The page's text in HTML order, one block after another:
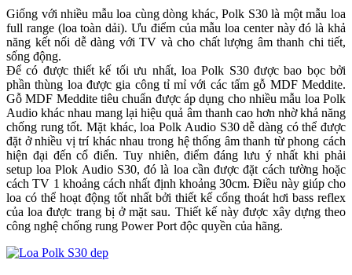
Giống với nhiều mẫu loa cùng dòng khác, Polk S30 là một mẫu loa
full range (loa toàn dải). Ưu điểm của mẫu loa center này đó là khả
năng kết nối dễ dàng với TV và cho chất lượng âm thanh chi tiết,
sống động.
Để có được thiết kế tối ưu nhất, loa Polk S30 được bao bọc bởi
phần thùng loa được gia công tỉ mỉ với các tấm gỗ MDF Meddite.
Gỗ MDF Meddite tiêu chuẩn được áp dụng cho nhiều mẫu loa Polk
Audio khác nhau mang lại hiệu quả âm thanh cao hơn nhờ khả năng
chống rung tốt. Mặt khác, loa Polk Audio S30 dễ dàng có thể được
đặt ở nhiều vị trí khác nhau trong hệ thống âm thanh từ phong cách
hiện đại đến cổ điển. Tuy nhiên, điểm đáng lưu ý nhất khi phải
setup loa Plok Audio S30, đó là loa cần được đặt cách tường hoặc
cách TV 1 khoảng cách nhất định khoảng 30cm. Điều này giúp cho
loa có thể hoạt động tốt nhất bởi thiết kế cổng thoát hơi bass reflex
của loa được trang bị ở mặt sau. Thiết kế này được xây dựng theo
công nghệ chống rung Power Port độc quyền của hãng.